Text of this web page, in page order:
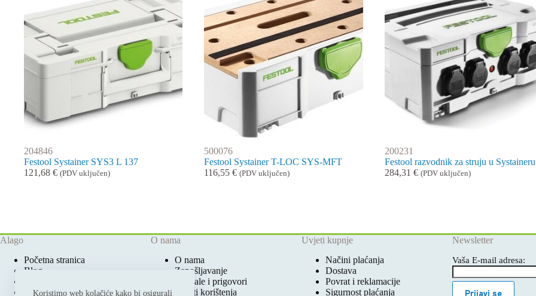
Koristimo web kolačiće kako bi osigurali
204846
Festool Systainer SYS3 L 137
121,68 € (PDV uključen)
500076
Festool Systainer T-LOC SYS-MFT
116,55€ (PDV uključen)
200231
Festool razvodnik za struju u Systaineru
284,31 € (PDV uključen)
Alago
Početna stranica
Blog
Prodajna mjesta
O nama
O nama
Zapošljavanje
Pohvale i prigovori
Uvjeti korištenja
Uvjeti kupnje
Načini plaćanja
Dostava
Povrat i reklamacije
Sigurnost plaćanja
Newsletter
Vaša E-mail adresa:
Prijavi se